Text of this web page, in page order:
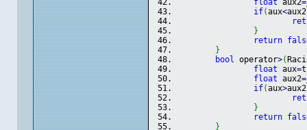
float aux2=
if(aux<aux2
}
return
}
bool operator>(
float aux=
float aux2=
if(aux>aux2
}
return
}